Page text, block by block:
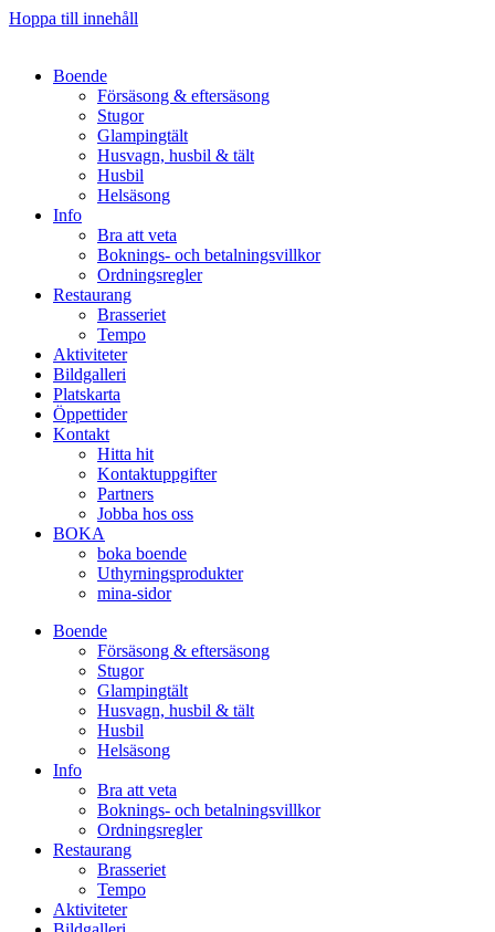
Hoppa till innehåll
Boende
Försäsong & eftersäsong
Stugor
Glampingtält
Husvagn, husbil & tält
Husbil
Helsäsong
Info
Bra att veta
Boknings- och betalningsvillkor
Ordningsregler
Restaurang
Brasseriet
Tempo
Aktiviteter
Bildgalleri
Platskarta
Öppettider
Kontakt
Hitta hit
Kontaktuppgifter
Partners
Jobba hos oss
BOKA
boka boende
Uthyrningsprodukter
mina-sidor
Boende
Försäsong & eftersäsong
Stugor
Glampingtält
Husvagn, husbil & tält
Husbil
Helsäsong
Info
Bra att veta
Boknings- och betalningsvillkor
Ordningsregler
Restaurang
Brasseriet
Tempo
Aktiviteter